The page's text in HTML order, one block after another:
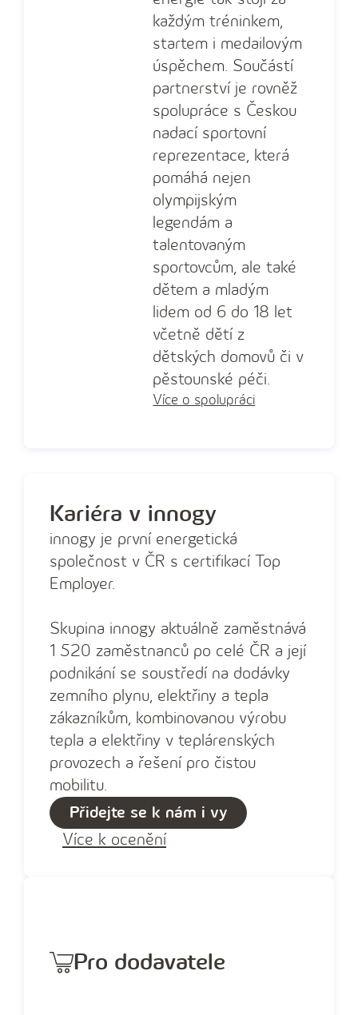
každým tréninkem,
startem i medailovým
úspěchem. Součástí
partnerství je rovněž
spolupráce s Českou
nadací sportovní
reprezentace, která
pomáhá nejen
olympijským
legendám a
talentovaným
sportovcům, ale také
dětem a mladým
lidem od 6 do 18 let
včetně dětí z
dětských domovů či v
pěstounské péči.
Více o spolupráci
Kariéra v innogy
innogy je první energetická
společnost v ČR s certifikací Top
Employer.
Skupina innogy aktuálně zaměstnává
1 520 zaměstnanců po celé ČR a její
podnikání se soustředí na dodávky
zemního plynu, elektřiny a tepla
zákazníkům, kombinovanou výrobu
tepla a elektřiny v teplárenských
provozech a řešení pro čistou
mobilitu.
Přidejte se k nám i vy
Více k ocenění
Pro dodavatele